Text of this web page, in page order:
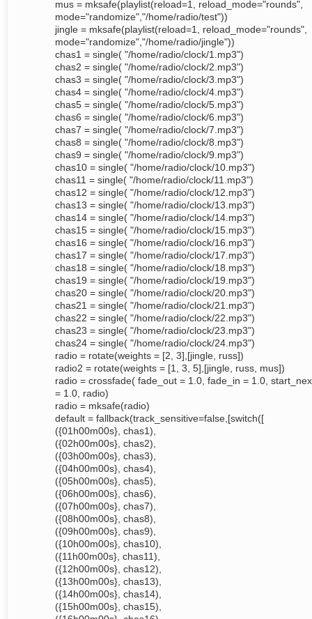
mus = mksafe(playlist(reload=1, reload_mode="rounds",
mode="randomize","/home/radio/test"))
jingle = mksafe(playlist(reload=1, reload_mode="rounds",
mode="randomize","/home/radio/jingle"))
chas1 = single( "/home/radio/clock/1.mp3")
chas2 = single( "/home/radio/clock/2.mp3")
chas3 = single( "/home/radio/clock/3.mp3")
chas4 = single( "/home/radio/clock/4.mp3")
chas5 = single( "/home/radio/clock/5.mp3")
chas6 = single( "/home/radio/clock/6.mp3")
chas7 = single( "/home/radio/clock/7.mp3")
chas8 = single( "/home/radio/clock/8.mp3")
chas9 = single( "/home/radio/clock/9.mp3")
chas10 = single( "/home/radio/clock/10.mp3")
chas11 = single( "/home/radio/clock/11.mp3")
chas12 = single( "/home/radio/clock/12.mp3")
chas13 = single( "/home/radio/clock/13.mp3")
chas14 = single( "/home/radio/clock/14.mp3")
chas15 = single( "/home/radio/clock/15.mp3")
chas16 = single( "/home/radio/clock/16.mp3")
chas17 = single( "/home/radio/clock/17.mp3")
chas18 = single( "/home/radio/clock/18.mp3")
chas19 = single( "/home/radio/clock/19.mp3")
chas20 = single( "/home/radio/clock/20.mp3")
chas21 = single( "/home/radio/clock/21.mp3")
chas22 = single( "/home/radio/clock/22.mp3")
chas23 = single( "/home/radio/clock/23.mp3")
chas24 = single( "/home/radio/clock/24.mp3")
radio = rotate(weights = [2, 3],[jingle, russ])
radio2 = rotate(weights = [1, 3, 5],[jingle, russ, mus])
radio = crossfade( fade_out = 1.0, fade_in = 1.0,
= 1.0, radio)
radio = mksafe(radio)
default = fallback(track_sensitive=false,[switch([
({01h00m00s}, chas1),
({02h00m00s}, chas2),
({03h00m00s}, chas3),
({04h00m00s}, chas4),
({05h00m00s}, chas5),
({06h00m00s}, chas6),
({07h00m00s}, chas7),
({08h00m00s}, chas8),
({09h00m00s}, chas9),
({10h00m00s}, chas10),
({11h00m00s}, chas11),
({12h00m00s}, chas12),
({13h00m00s}, chas13),
({14h00m00s}, chas14),
({15h00m00s}, chas15),